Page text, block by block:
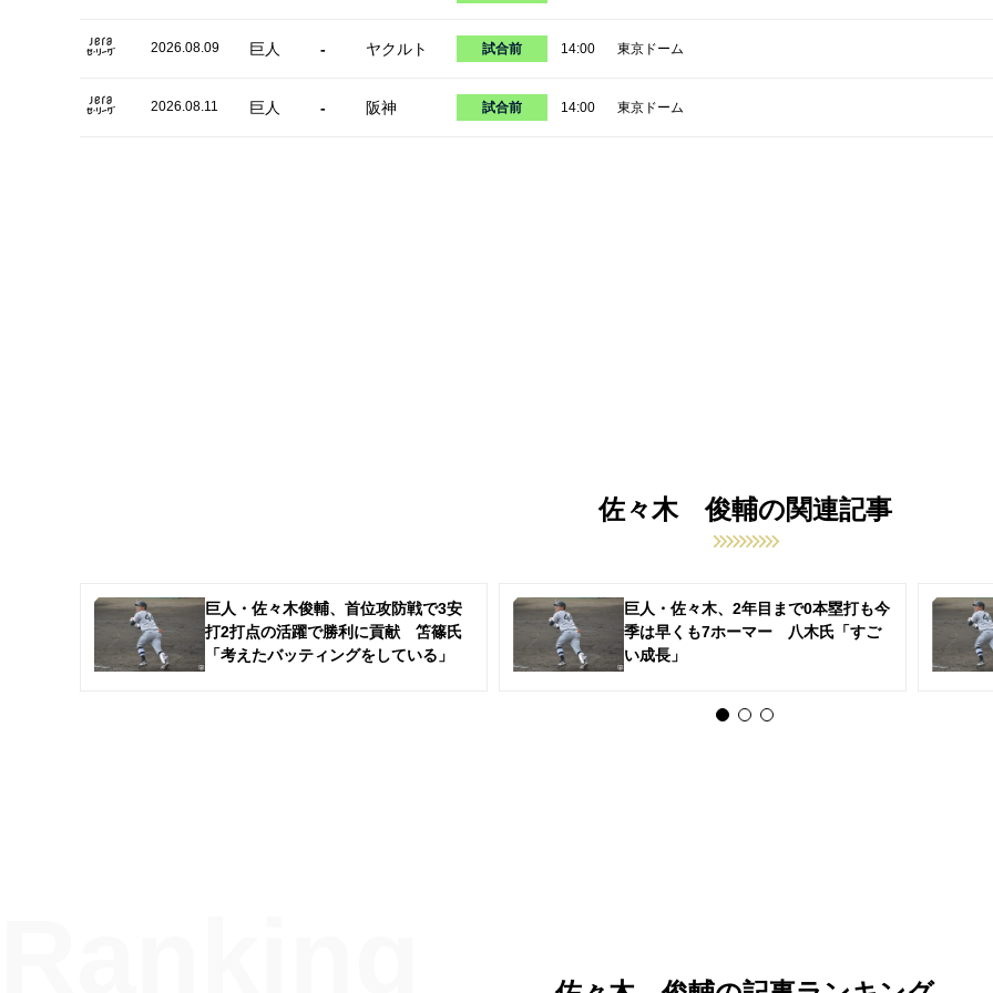
2026.08.09 巨人 - ヤクルト 試合前 14:00 東京ドーム
2026.08.11 巨人 - 阪神 試合前 14:00 東京ドーム
佐々木 俊輔の関連記事
巨人・佐々木俊輔、首位攻防戦で3安
打2打点の活躍で勝利に貢献 笘篠氏
「考えたバッティングをしている」
巨人・佐々木、2年目まで0本塁打も今
季は早くも7ホーマー 八木氏「すご
い成長」